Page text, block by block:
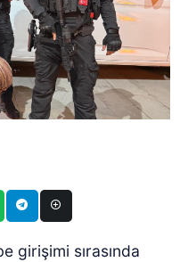
girişimi sırasında